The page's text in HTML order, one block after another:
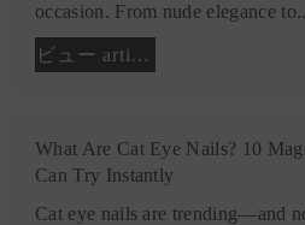
occasion. From nude elegance
ビュー article
What Are Cat Eye Nails? 10
Can Try Instantly
Cat eye nails are trending—and